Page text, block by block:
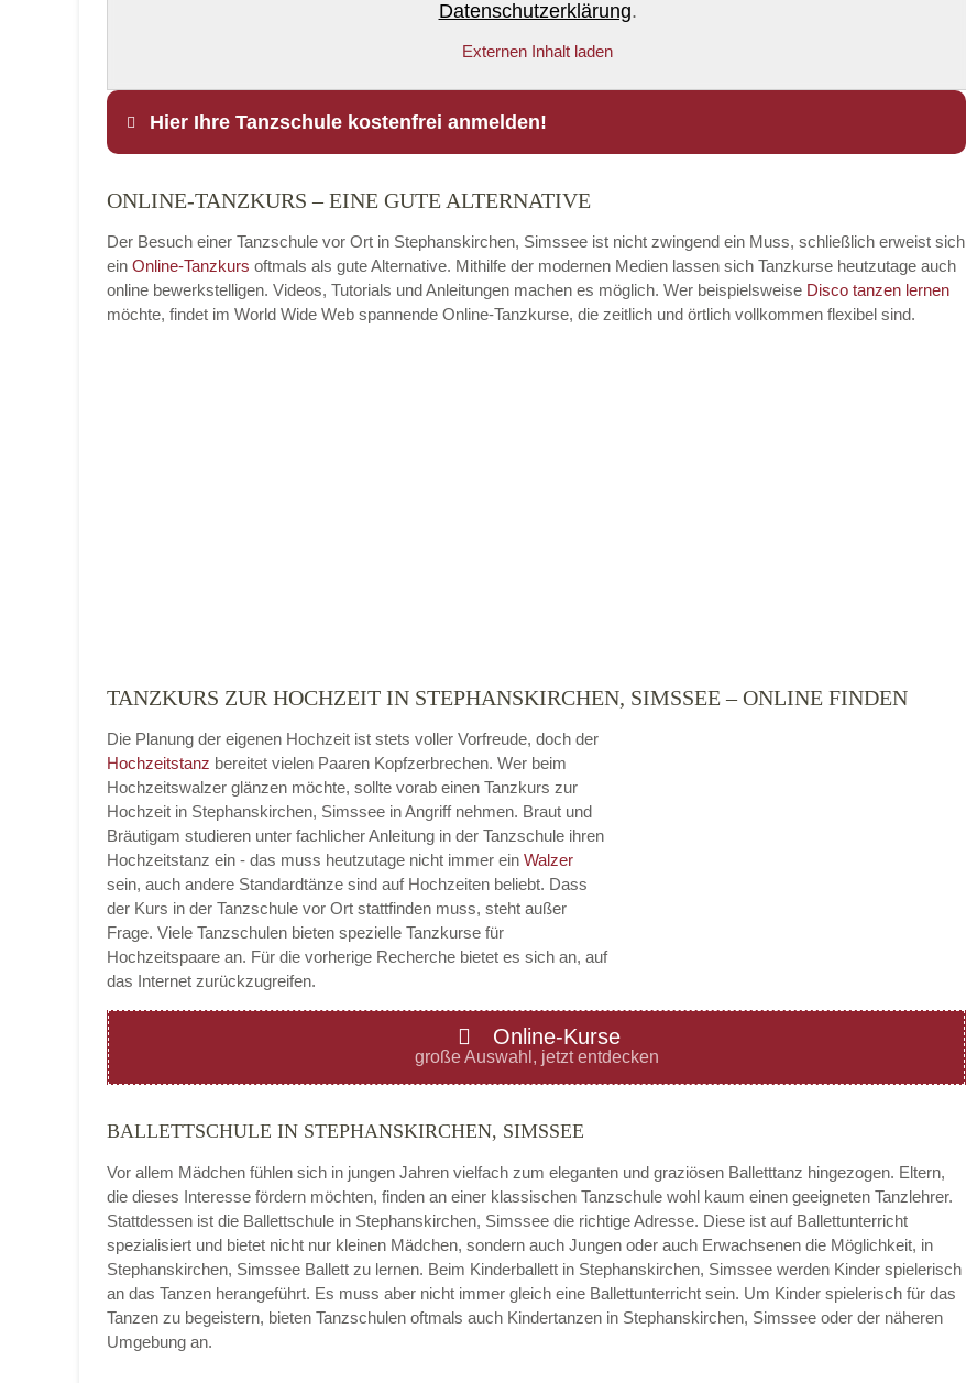
Datenschutzerklärung.
Externen Inhalt laden
Hier Ihre Tanzschule kostenfrei anmelden!
E-Mail*
Telefonnummer
E-Mail-Adresse
—
HINZUFÜGEN
Mittwoch — ÖFFNUNGSZEITEN
HINZUFÜGEN
ONLINE-TANZKURS – EINE GUTE ALTERNATIVE
Der Besuch einer Tanzschule vor Ort in Stephanskirchen, Simssee ist nicht zwingend ein Muss, schließlich erweist sich
ein Online-Tanzkurs oftmals als gute Alternative. Mithilfe der modernen Medien lassen sich Tanzkurse heutzutage auch
online bewerkstelligen. Videos, Tutorials und Anleitungen machen es möglich. Wer beispielsweise Disco tanzen lernen
möchte, findet im World Wide Web spannende Online-Tanzkurse, die zeitlich und örtlich vollkommen flexibel sind.
TANZKURS ZUR HOCHZEIT IN STEPHANSKIRCHEN, SIMSSEE – ONLINE FINDEN
Die Planung der eigenen Hochzeit ist stets voller Vorfreude, doch der
Hochzeitstanz bereitet vielen Paaren Kopfzerbrechen. Wer beim
Hochzeitswalzer glänzen möchte, sollte vorab einen Tanzkurs zur
Hochzeit in Stephanskirchen, Simssee in Angriff nehmen. Braut und
Bräutigam studieren unter fachlicher Anleitung in der Tanzschule ihren
Hochzeitstanz ein - das muss heutzutage nicht immer ein Walzer
sein, auch andere Standardtänze sind auf Hochzeiten beliebt. Dass
der Kurs in der Tanzschule vor Ort stattfinden muss, steht außer
Frage. Viele Tanzschulen bieten spezielle Tanzkurse für
Hochzeitspaare an. Für die vorherige Recherche bietet es sich an, auf
das Internet zurückzugreifen.
Online-Kurse
große Auswahl, jetzt entdecken
BALLETTSCHULE IN STEPHANSKIRCHEN, SIMSSEE
Vor allem Mädchen fühlen sich in jungen Jahren vielfach zum eleganten und graziösen Balletttanz hingezogen. Eltern,
die dieses Interesse fördern möchten, finden an einer klassischen Tanzschule wohl kaum einen geeigneten Tanzlehrer.
Stattdessen ist die Ballettschule in Stephanskirchen, Simssee die richtige Adresse. Diese ist auf Ballettunterricht
spezialisiert und bietet nicht nur kleinen Mädchen, sondern auch Jungen oder auch Erwachsenen die Möglichkeit, in
Stephanskirchen, Simssee Ballett zu lernen. Beim Kinderballett in Stephanskirchen, Simssee werden Kinder spielerisch
an das Tanzen herangeführt. Es muss aber nicht immer gleich eine Ballettunterricht sein. Um Kinder spielerisch für das
Tanzen zu begeistern, bieten Tanzschulen oftmals auch Kindertanzen in Stephanskirchen, Simssee oder der näheren
Umgebung an.